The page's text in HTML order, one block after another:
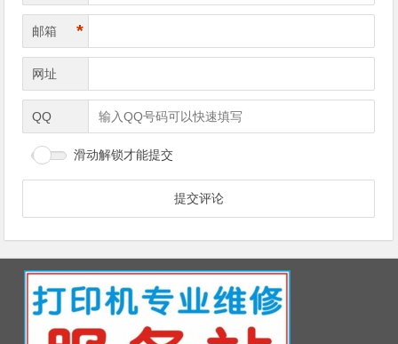
邮箱 *
网址
QQ
滑动解锁才能提交